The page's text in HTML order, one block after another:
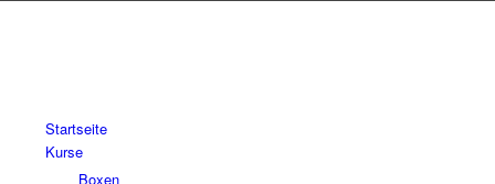
Startseite
Kurse
Boxen